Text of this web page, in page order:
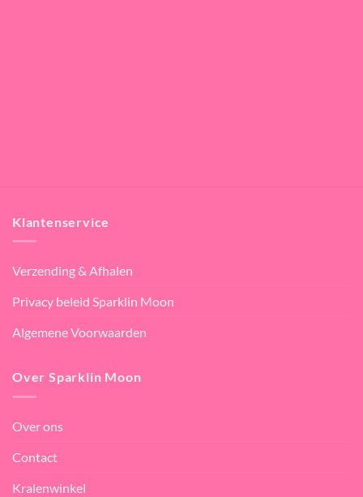
Klantenservice
Verzending & Afhalen
Privacy beleid Sparklin Moon
Algemene Voorwaarden
Over Sparklin Moon
Over ons
Contact
Kralenwinkel